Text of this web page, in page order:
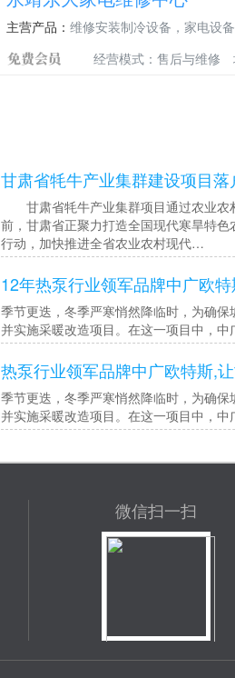
主营产品： 维修安装制冷设备，家电设
经营模式：售后与维修
甘肃省牦牛产业集群建设项目
甘肃省牦牛产业集群项目通过农业农
前，甘肃省正聚力打造全国现代寒旱特
行动，加快推进全省农业农村现代…
12年热泵行业领军品牌中广欧
季节更迭，冬季严寒悄然降临时，为确
并实施采暖改造项目。在这一项目中，
热泵行业领军品牌中广欧特斯,
季节更迭，冬季严寒悄然降临时，为确
并实施采暖改造项目。在这一项目中，
微信扫一扫